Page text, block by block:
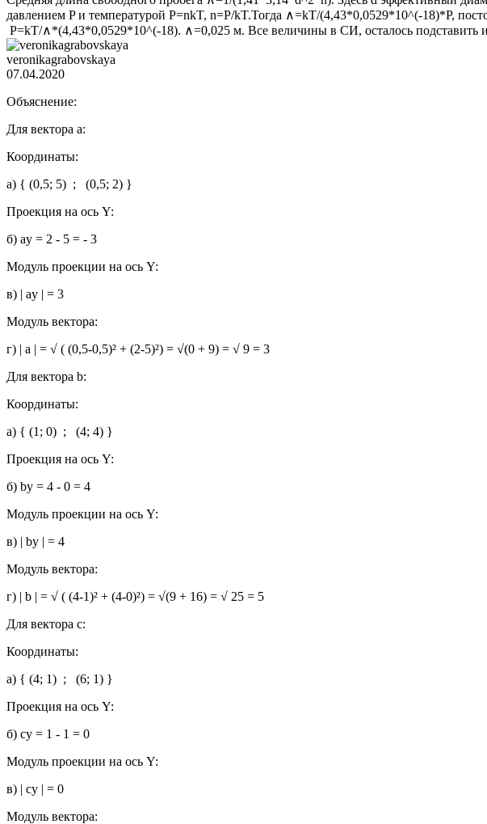
давлением P и температурой P=nkT, n=P/kT.Тогда ∧=kT/(4,43*0,0529*10^(-18)*P,
P=kT/∧*(4,43*0,0529*10^(-18). ∧=0,025 м. Все величины в СИ, осталось подставить
veronikagrabovskaya
07.04.2020
Объяснение:
Для вектора a:
Координаты:
a) { (0,5; 5) ; (0,5; 2) }
Проекция на ось Y:
б) ay = 2 - 5 = - 3
Модуль проекции на ось Y:
в) | ay | = 3
Модуль вектора:
г) | a | = √ ( (0,5-0,5)² + (2-5)²) = √(0 + 9) = √ 9 = 3
Для вектора b:
Координаты:
a) { (1; 0) ; (4; 4) }
Проекция на ось Y:
б) by = 4 - 0 = 4
Модуль проекции на ось Y:
в) | by | = 4
Модуль вектора:
г) | b | = √ ( (4-1)² + (4-0)²) = √(9 + 16) = √ 25 = 5
Для вектора c:
Координаты:
a) { (4; 1) ; (6; 1) }
Проекция на ось Y:
б) cy = 1 - 1 = 0
Модуль проекции на ось Y:
в) | сy | = 0
Модуль вектора: